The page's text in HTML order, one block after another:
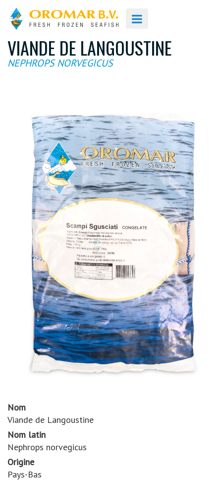
VIANDE DE LANGOUSTINE
NEPHROPS NORVEGICUS
Nom
Viande de Langoustine
Nom latin
Nephrops norvegicus
Origine
Pays-Bas